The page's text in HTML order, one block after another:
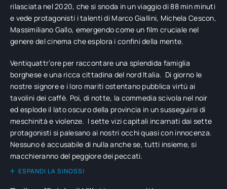
rilasciata nel 2020, che si snoda in un viaggio di 88 min minuti
e vede protagonisti i talenti di Marco Giallini, Michela Cescon,
Massimiliano Gallo, emergendo come un film cruciale nel
genere del cinema che esplora i confini della mente.
Ventiquattr’ore per raccontare una splendida famiglia
borghese e una ricca cittadina del nord Italia. Di giorno le
nostre signore e i loro mariti ostentano pubblica virtù ai
tavolini dei caffè. Poi, di notte, la commedia scivola nel noir
ed esplode il lato oscuro della provincia in un susseguirsi di
meschinità e violenze. I sette vizi capitali incarnati dai sette
protagonisti si palesano ai nostri occhi quasi con innocenza.
Nessuno è accusabile di nulla anche se, tutti insieme, si
macchieranno del peggiore dei peccati.
ESPANDI LA SINOSSI